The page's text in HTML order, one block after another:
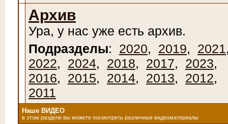
Архив
Ура, у нас уже есть архив.
Подразделы: 2020, 2019, 2021
2022, 2024, 2018, 2017, 2023,
2016, 2015, 2014, 2013, 2012,
2011
Наше ВИДЕО
в этом разделе вы можете посмотреть различные видеоматериалы